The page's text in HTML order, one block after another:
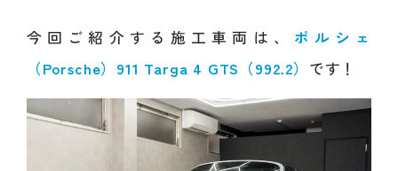
今回ご紹介する施工車両は、 ポルシェ
（Porsche）911 Targa 4 GTS（992.2） です！